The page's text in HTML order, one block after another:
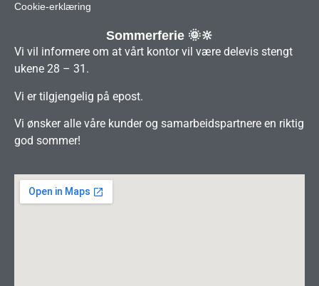
Cookie-erklæring
Sommerferie 🌞🔆
Vi vil informere om at vårt kontor vil være delevis stengt
ukene 28 – 31.
Vi er tilgjengelig på epost.
Vi ønsker alle våre kunder og samarbeidspartnere en riktig
god sommer!